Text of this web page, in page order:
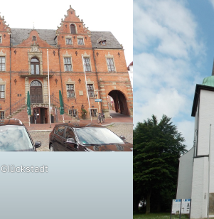
Glückstadt